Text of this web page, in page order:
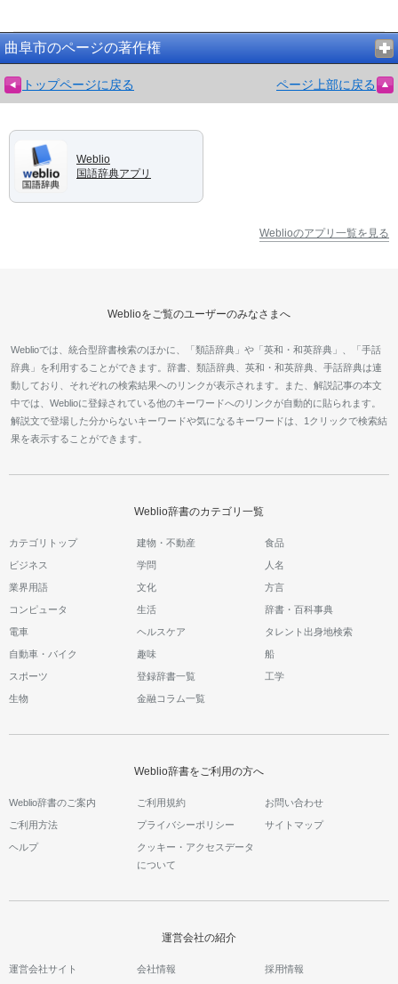
曲阜市のページの著作権
トップページに戻る ページ上部に戻る
Weblio
国語辞典アプリ
Weblioのアプリ一覧を見る
Weblioをご覧のユーザーのみなさまへ
Weblioでは、統合型辞書検索のほかに、「類語辞典」や「英和・和英辞典」、「手話
辞典」を利用することができます。辞書、類語辞典、英和・和英辞典、手話辞典は連
動しており、それぞれの検索結果へのリンクが表示されます。また、解説記事の本文
中では、Weblioに登録されている他のキーワードへのリンクが自動的に貼られます。
解説文で登場した分からないキーワードや気になるキーワードは、1クリックで検索結
果を表示することができます。
Weblio辞書のカテゴリ一覧
カテゴリトップ 建物・不動産 食品
ビジネス 学問 人名
業界用語 文化 方言
コンピュータ 生活 辞書・百科事典
電車 ヘルスケア タレント出身地検索
自動車・バイク 趣味 船
スポーツ 登録辞書一覧 工学
生物 金融コラム一覧
Weblio辞書をご利用の方へ
Weblio辞書のご案内 ご利用規約 お問い合わせ
ご利用方法 プライバシーポリシー サイトマップ
ヘルプ
クッキー・アクセスデータ
について
運営会社の紹介
運営会社サイト 会社情報 採用情報